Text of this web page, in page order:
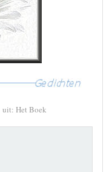
uit: Het Boek